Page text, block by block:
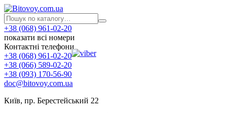
+38 (068) 961-02-20
показати всі номери
Контактні телефони
+38 (068) 961-02-20
+38 (066) 589-02-20
+38 (093) 170-56-90
doc@bitovoy.com.ua
Київ, пр. Берестейський 22